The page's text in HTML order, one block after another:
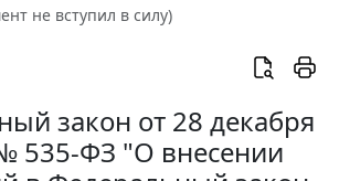
не вступил в силу)
закон от 28 декабря
535-ФЗ "О внесении